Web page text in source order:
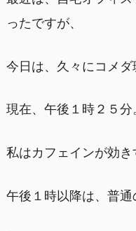
ったですが、
今日は、久々にコメダ
現在、午後１時２５分
私はカフェインが効き
午後１時以降は、普通